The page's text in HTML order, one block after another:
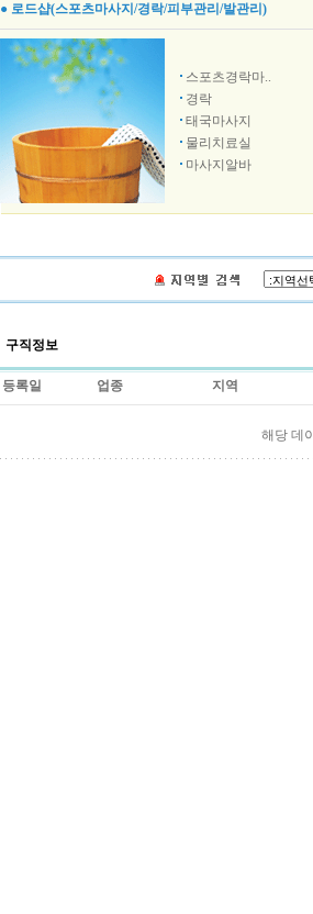
● 로드샵(스포츠마사지/경락/피부관리/발관리)
스포츠경락마..
경락
태국마사지
물리치료실
마사지알바
구직정보
등록일 업종 지역
해당 데